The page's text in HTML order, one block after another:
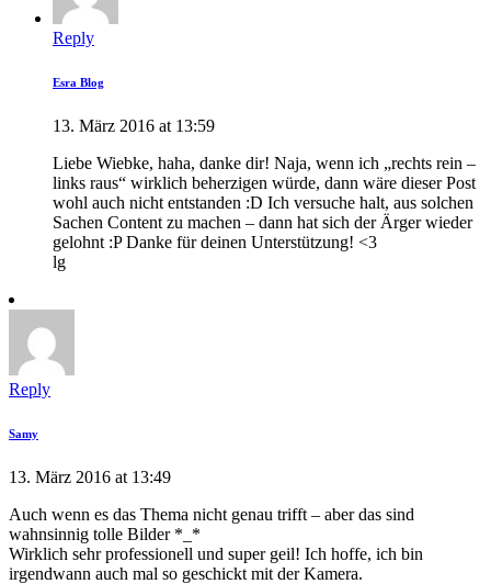
Reply
Esra Blog
13. März 2016 at 13:59
Liebe Wiebke, haha, danke dir! Naja, wenn ich „rechts rein –
links raus“ wirklich beherzigen würde, dann wäre dieser Post
wohl auch nicht entstanden :D Ich versuche halt, aus solchen
Sachen Content zu machen – dann hat sich der Ärger wieder
gelohnt :P Danke für deinen Unterstützung! <3
lg
Reply
Samy
13. März 2016 at 13:49
Auch wenn es das Thema nicht genau trifft – aber das sind
wahnsinnig tolle Bilder *_*
Wirklich sehr professionell und super geil! Ich hoffe, ich bin
irgendwann auch mal so geschickt mit der Kamera.